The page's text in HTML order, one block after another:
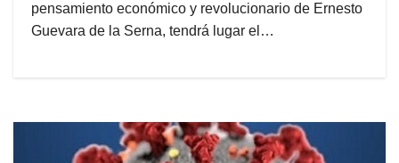
pensamiento económico y revolucionario de Ernesto
Guevara de la Serna, tendrá lugar el…